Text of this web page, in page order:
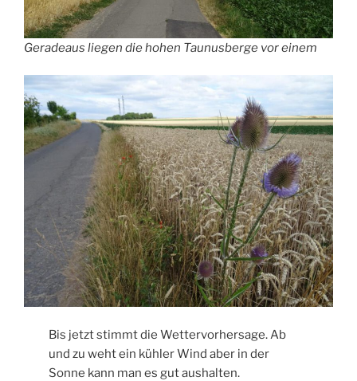
Geradeaus liegen die hohen Taunusberge vor einem
Bis jetzt stimmt die Wettervorhersage. Ab
und zu weht ein kühler Wind aber in der
Sonne kann man es gut aushalten.